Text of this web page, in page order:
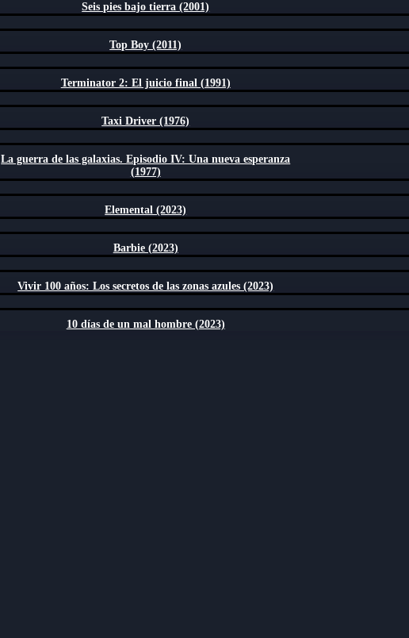
Seis pies bajo tierra (2001)
Top Boy (2011)
Terminator 2: El juicio final (1991)
Taxi Driver (1976)
La guerra de las galaxias. Episodio IV: Una nueva esperanza
(1977)
Elemental (2023)
Barbie (2023)
Vivir 100 años: Los secretos de las zonas azules (2023)
10 días de un mal hombre (2023)